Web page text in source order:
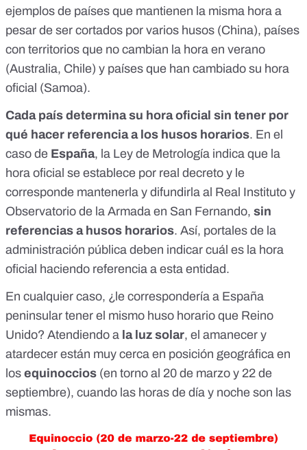
ejemplos de países que mantienen la misma hora a
pesar de ser cortados por varios husos (China), países
con territorios que no cambian la hora en verano
(Australia, Chile) y países que han cambiado su hora
oficial (Samoa).
Cada país determina su hora oficial sin tener por
qué hacer referencia a los husos horarios. En el
caso de España, la Ley de Metrología indica que la
hora oficial se establece por real decreto y le
corresponde mantenerla y difundirla al Real Instituto y
Observatorio de la Armada en San Fernando, sin
referencias a husos horarios. Así, portales de la
administración pública deben indicar cuál es la hora
oficial haciendo referencia a esta entidad.
En cualquier caso, ¿le correspondería a España
peninsular tener el mismo huso horario que Reino
Unido? Atendiendo a la luz solar, el amanecer y
atardecer están muy cerca en posición geográfica en
los equinoccios (en torno al 20 de marzo y 22 de
septiembre), cuando las horas de día y noche son las
mismas.